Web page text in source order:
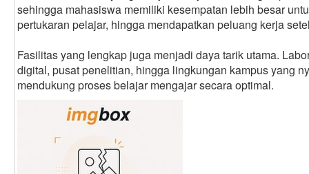
sehingga mahasiswa memiliki kesempatan lebih besar
pertukaran pelajar, hingga mendapatkan peluang kerja
Fasilitas yang lengkap juga menjadi daya tarik utama.
digital, pusat penelitian, hingga lingkungan kampus yang
mendukung proses belajar mengajar secara optimal.